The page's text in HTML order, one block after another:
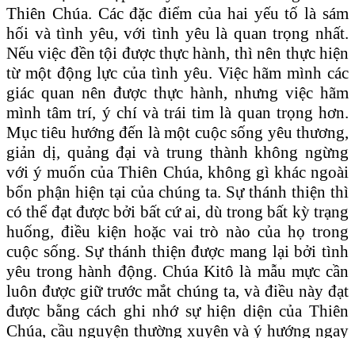
Thiên Chúa. Các đặc điểm của hai yếu tố là sám
hối và tình yêu, với tình yêu là quan trọng nhất.
Nếu việc đền tội được thực hành, thì nên thực hiện
từ một động lực của tình yêu. Việc hãm mình các
giác quan nên được thực hành, nhưng việc hãm
mình tâm trí, ý chí và trái tim là quan trọng hơn.
Mục tiêu hướng đến là một cuộc sống yêu thương,
giản dị, quảng đại và trung thành không ngừng
với ý muốn của Thiên Chúa, không gì khác ngoài
bổn phận hiện tại của chúng ta. Sự thánh thiện thì
có thể đạt được bởi bất cứ ai, dù trong bất kỳ trạng
huống, điều kiện hoặc vai trò nào của họ trong
cuộc sống. Sự thánh thiện được mang lại bởi tình
yêu trong hành động. Chúa Kitô là mẫu mực cần
luôn được giữ trước mắt chúng ta, và điều này đạt
được bằng cách ghi nhớ sự hiện diện của Thiên
Chúa, cầu nguyện thường xuyên và ý hướng ngay